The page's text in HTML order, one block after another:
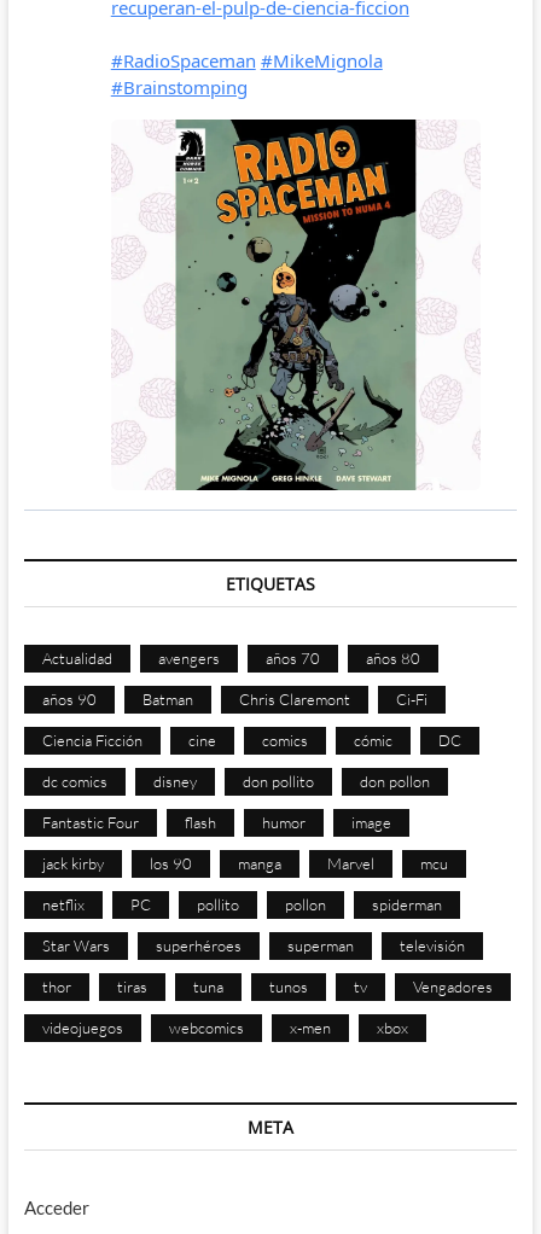
ETIQUETAS
Actualidad avengers años 70 años 80
años 90 Batman Chris Claremont Ci-Fi
Ciencia Ficción cine comics cómic DC
dc comics disney don pollito don pollon
Fantastic Four flash humor image
jack kirby los 90 manga Marvel mcu
netflix PC pollito pollon spiderman
Star Wars superhéroes superman televisión
thor tiras tuna tunos tv Vengadores
videojuegos webcomics x-men xbox
META
Acceder